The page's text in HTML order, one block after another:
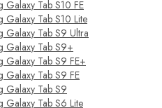
Galaxy Tab S10 FE
Galaxy Tab S10 Lite
Galaxy Tab S9 Ultra
Galaxy Tab S9+
Galaxy Tab S9 FE+
Galaxy Tab S9 FE
Galaxy Tab S9
Galaxy Tab S6 Lite